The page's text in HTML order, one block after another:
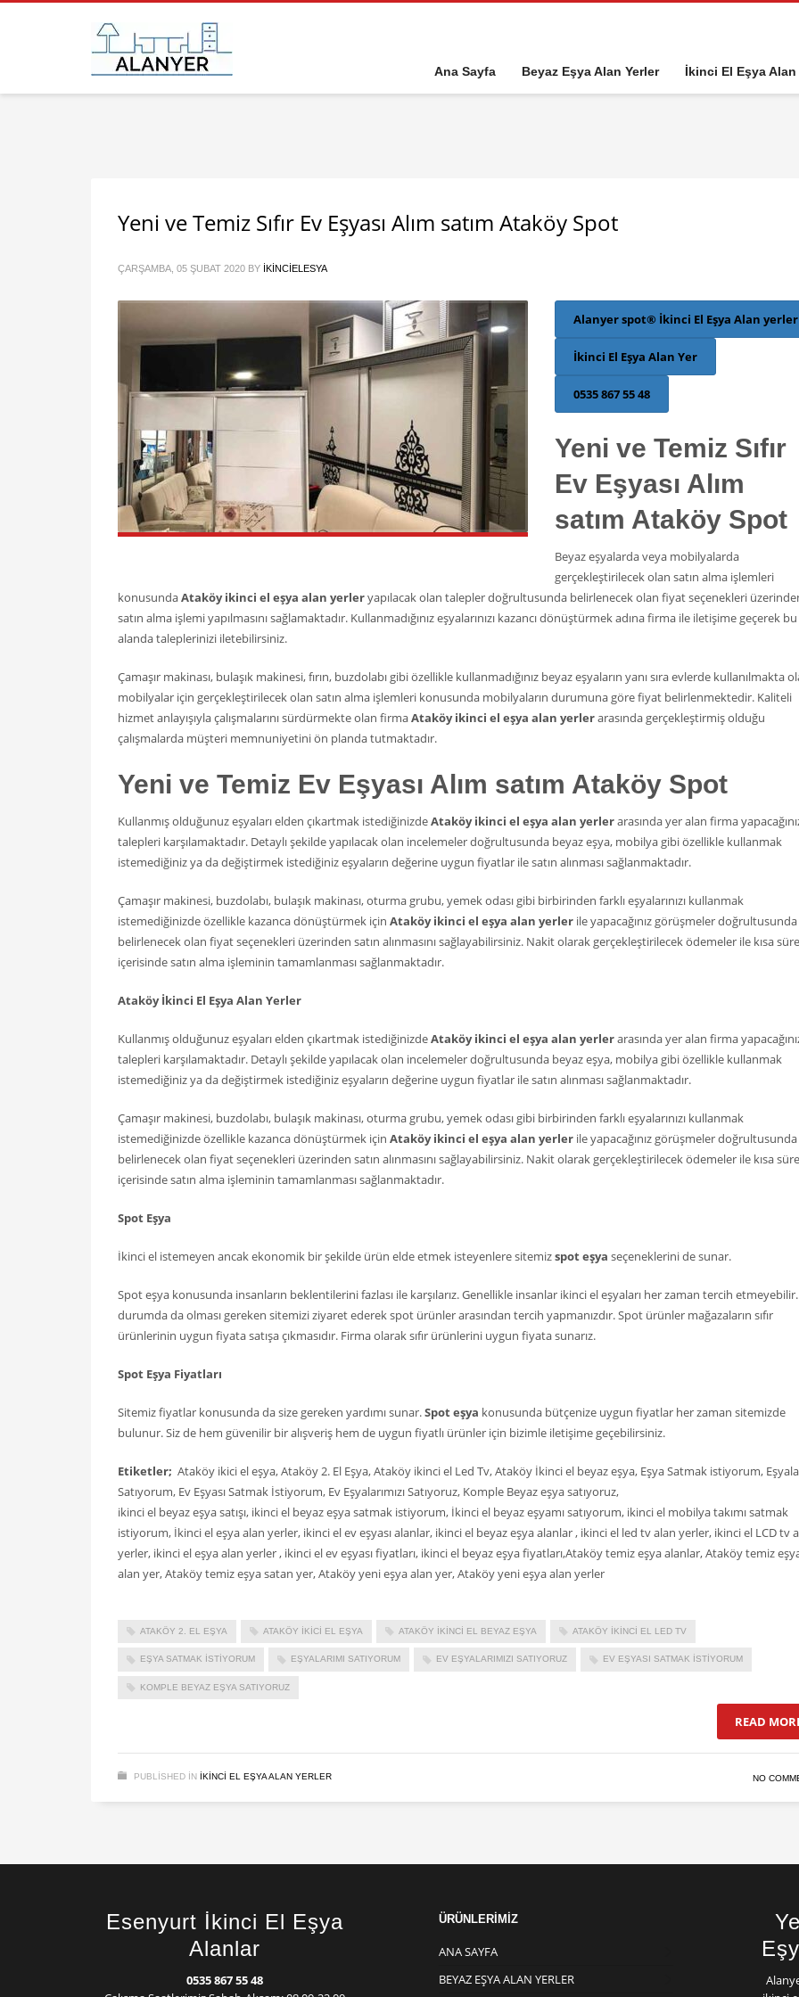
Ana Sayfa Beyaz Eşya Alan Yerler İkinci El Eşya Alan
Yeni ve Temiz Sıfır Ev Eşyası Alım satım Ataköy Spot
ÇARŞAMBA, 05 ŞUBAT 2020 BY IKINCIELESYA
Alanyer spot® İkinci El Eşya Alan yerler
İkinci El Eşya Alan Yer
0535 867 55 48
Yeni ve Temiz Sıfır
Ev Eşyası Alım
satım Ataköy Spot
Beyaz eşyalarda veya mobilyalarda
gerçekleştirilecek olan satın alma işlemleri
konusundaAtaköy ikinci el eşya alan yerleryapılacak olan talepler doğrultusunda belirlenecek olan fiyat seçenekleri
satın alma işlemi yapılmasını sağlamaktadır. Kullanmadığınız eşyalarınızı kazancı dönüştürmek adına firma ile iletişime geçerek bu
alanda taleplerinizi iletebilirsiniz.
Çamaşır makinası, bulaşık makinesi, fırın, buzdolabı gibi özellikle kullanmadığınız beyaz eşyaların yanı sıra evlerde kullanılmakta
mobilyalar için gerçekleştirilecek olan satın alma işlemleri konusunda mobilyaların durumuna göre fiyat belirlenmektedir. Kaliteli
hizmet anlayışıyla çalışmalarını sürdürmekte olan firmaAtaköy ikinci el eşya alan yerlerarasında gerçekleştirmiş olduğu
çalışmalarda müşteri memnuniyetini ön planda tutmaktadır.
Yeni ve Temiz Ev Eşyası Alım satım Ataköy Spot
Kullanmış olduğunuz eşyaları elden çıkartmak istediğinizdeAtaköy ikinci el eşya alan yerlerarasında yer alan firma
talepleri karşılamaktadır. Detaylı şekilde yapılacak olan incelemeler doğrultusunda beyaz eşya, mobilya gibi özellikle kullanmak
istemediğiniz ya da değiştirmek istediğiniz eşyaların değerine uygun fiyatlar ile satın alınması sağlanmaktadır.
Çamaşır makinesi, buzdolabı, bulaşık makinası, oturma grubu, yemek odası gibi birbirinden farklı eşyalarınızı kullanmak
istemediğinizde özellikle kazanca dönüştürmek için Ataköy ikinci el eşya alan yerler ile yapacağınız görüşmeler doğrultusunda
belirlenecek olan fiyat seçenekleri üzerinden satın alınmasını sağlayabilirsiniz. Nakit olarak gerçekleştirilecek ödemeler ile kısa süre
içerisinde satın alma işleminin tamamlanması sağlanmaktadır.
Ataköy İkinci El Eşya Alan Yerler
Kullanmış olduğunuz eşyaları elden çıkartmak istediğinizdeAtaköy ikinci el eşya alan yerlerarasında yer alan firma
talepleri karşılamaktadır. Detaylı şekilde yapılacak olan incelemeler doğrultusunda beyaz eşya, mobilya gibi özellikle kullanmak
istemediğiniz ya da değiştirmek istediğiniz eşyaların değerine uygun fiyatlar ile satın alınması sağlanmaktadır.
Çamaşır makinesi, buzdolabı, bulaşık makinası, oturma grubu, yemek odası gibi birbirinden farklı eşyalarınızı kullanmak
istemediğinizde özellikle kazanca dönüştürmek için Ataköy ikinci el eşya alan yerler ile yapacağınız görüşmeler doğrultusunda
belirlenecek olan fiyat seçenekleri üzerinden satın alınmasını sağlayabilirsiniz. Nakit olarak gerçekleştirilecek ödemeler ile kısa süre
içerisinde satın alma işleminin tamamlanması sağlanmaktadır.
Spot Eşya
İkinci el istemeyen ancak ekonomik bir şekilde ürün elde etmek isteyenlere sitemizspot eşya seçeneklerini de sunar.
Spot eşya konusunda insanların beklentilerini fazlası ile karşılarız. Genellikle insanlar ikinci el eşyaları her zaman tercih
durumda da olması gereken sitemizi ziyaret ederek spot ürünler arasından tercih yapmanızdır. Spot ürünler mağazaların sıfır
ürünlerinin uygun fiyata satışa çıkmasıdır. Firma olarak sıfır ürünlerini uygun fiyata sunarız.
Spot Eşya Fiyatları
Sitemiz fiyatlar konusunda da size gereken yardımı sunar.Spot eşya konusunda bütçenize uygun fiyatlar her zaman sitemizde
bulunur. Siz de hem güvenilir bir alışveriş hem de uygun fiyatlı ürünler için bizimle iletişime geçebilirsiniz.
Etiketler; Ataköy ikici el eşya, Ataköy 2. El Eşya, Ataköy ikinci el Led Tv, Ataköy İkinci el beyaz eşya, Eşya Satmak istiyorum,
Satıyorum, Ev Eşyası Satmak İstiyorum, Ev Eşyalarımızı Satıyoruz, Komple Beyaz eşya satıyoruz,
ikinci el beyaz eşya satışı, ikinci el beyaz eşya satmak istiyorum, İkinci el beyaz eşyamı satıyorum, ikinci el mobilya takımı satmak
istiyorum, İkinci el eşya alan yerler, ikinci el ev eşyası alanlar, ikinci el beyaz eşya alanlar , ikinci el led tv alan yerler, ikinci el LCD tv
yerler, ikinci el eşya alan yerler , ikinci el ev eşyası fiyatları, ikinci el beyaz eşya fiyatları,Ataköy temiz eşya alanlar, Ataköy temiz
alan yer, Ataköy temiz eşya satan yer, Ataköy yeni eşya alan yer, Ataköy yeni eşya alan yerler
ATAKÖY 2. EL EŞYA ATAKÖY IKICI EL EŞYA ATAKÖY İKINCI EL BEYAZ EŞYA ATAKÖY IKINCI EL LED TV
EŞYA SATMAK ISTIYORUM EŞYALARIMI SATIYORUM EV EŞYALARIMIZI SATIYORUZ EV EŞYASI SATMAK İSTIYORUM
KOMPLE BEYAZ EŞYA SATIYORUZ
READ
PUBLISHED IN IKINCI EL EŞYA ALAN YERLER NO
Esenyurt İkinci El Eşya
Alanlar
0535 867 55 48
ÜRÜNLERİMİZ
ANA SAYFA
BEYAZ EŞYA ALAN YERLER